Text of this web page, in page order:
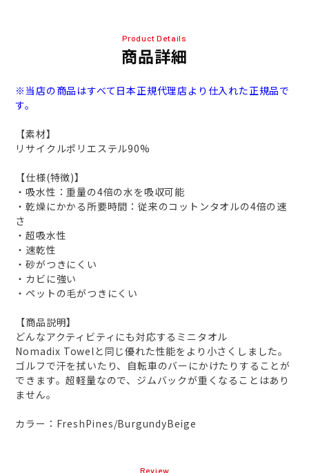
Product Details
商品詳細
※当店の商品はすべて日本正規代理店より仕入れた正規品で
す。
【素材】
リサイクルポリエステル90%
【仕様(特徴)】
・吸水性：重量の4倍の水を吸収可能
・乾燥にかかる所要時間：従来のコットンタオルの4倍の速
さ
・超吸水性
・速乾性
・砂がつきにくい
・カビに強い
・ペットの毛がつきにくい
【商品説明】
どんなアクティビティにも対応するミニタオル
Nomadix Towelと同じ優れた性能をより小さくしました。
ゴルフで汗を拭いたり、自転車のバーにかけたりすることが
できます。超軽量なので、ジムバックが重くなることはあり
ません。
カラー：FreshPines/BurgundyBeige
Review